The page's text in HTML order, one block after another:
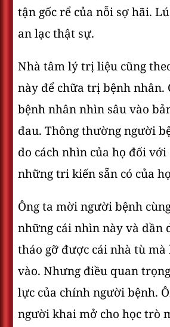
tận gốc rể của nỗi sợ hãi.
an lạc thật sự.
Nhà tâm lý trị liệu cũng
này để chữa trị bệnh nhân.
bệnh nhân nhìn sâu vào
đau. Thông thường người
do cách nhìn của họ đối
những tri kiến sẵn có của
Ông ta mời người bệnh
những cái nhìn này và dần
tháo gỡ được cái nhà tù
vào. Nhưng điều quan
lực của chính người bệnh.
người khai mở cho học trò